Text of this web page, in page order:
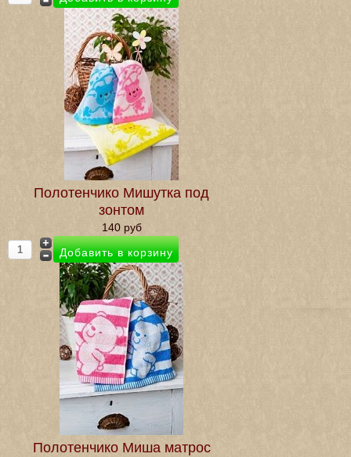
Полотенчико Мишутка под
зонтом
140 руб
Полотенчико Миша матрос